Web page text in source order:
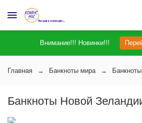
Внимание!!! Новинки!!!
Главная Банкноты мира
Банкноты Новой